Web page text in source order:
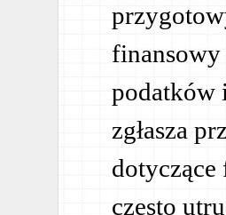
finansowy
podatków
zgłasza
dotyczące
często